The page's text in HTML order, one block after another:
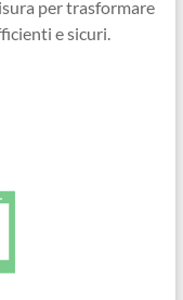
per trasformare
e sicuri.